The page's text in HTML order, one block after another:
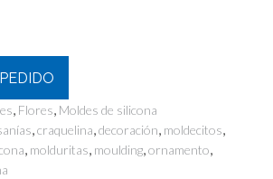
, Flores, Moldes de silicona
,craquelina,decoración, moldecitos,
, molduritas, moulding,ornamento,